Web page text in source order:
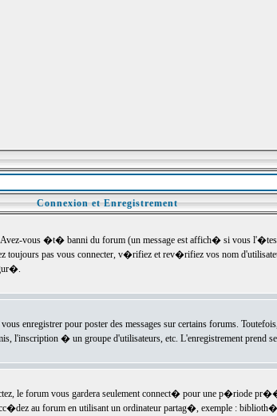
Connexion et Enregistrement
vous �t� banni du forum (un message est affich� si vous
pas vous connecter, v�rifiez et rev�rifiez vos nom
enregistrer pour poster des messages sur certains forums.
� un groupe d'utilisateurs, etc. L'enregistrement prend
le forum vous gardera seulement connect� pour une p�riode
au forum en utilisant un ordinateur partag�, exemple :